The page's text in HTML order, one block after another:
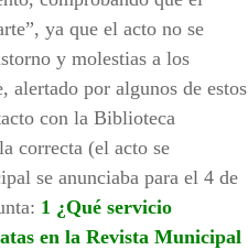
ya que el acto no se
y molestias a los
alertado por algunos de estos
con la Biblioteca
correcta (el acto se
se anunciaba para el 4 de
1 ¿Qué servicio
en la Revista Municipal